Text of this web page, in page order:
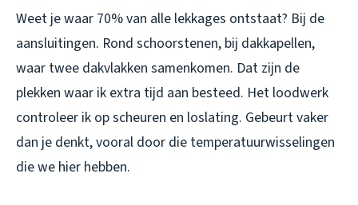
Weet je waar 70% van alle lekkages ontstaat? Bij de
aansluitingen. Rond schoorstenen, bij dakkapellen,
waar twee dakvlakken samenkomen. Dat zijn de
plekken waar ik extra tijd aan besteed. Het loodwerk
controleer ik op scheuren en loslating. Gebeurt vaker
dan je denkt, vooral door die temperatuurwisselingen
die we hier hebben.